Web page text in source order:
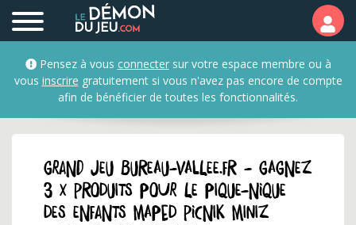
Pensez à vous connectersur votre espace membre ou à
vous inscrire gratuitement si vous n'avez pas encore de compte
afin de bénéficier de toutes les fonctionnalités.
GRAND JEU bureau-vallee.fr - Gagnez
3 x produits pour le pique-nique
des enfants Maped Picnik Miniz